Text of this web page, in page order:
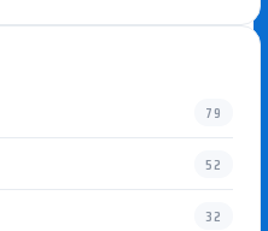
79
52
32